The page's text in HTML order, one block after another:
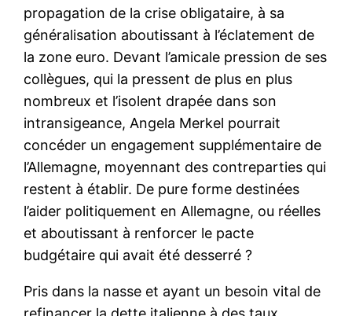
propagation de la crise obligataire, à sa
généralisation aboutissant à l’éclatement de
la zone euro. Devant l’amicale pression de ses
collègues, qui la pressent de plus en plus
nombreux et l’isolent drapée dans son
intransigeance, Angela Merkel pourrait
concéder un engagement supplémentaire de
l’Allemagne, moyennant des contreparties qui
restent à établir. De pure forme destinées
l’aider politiquement en Allemagne, ou réelles
et aboutissant à renforcer le pacte
budgétaire qui avait été desserré ?
Pris dans la nasse et ayant un besoin vital de